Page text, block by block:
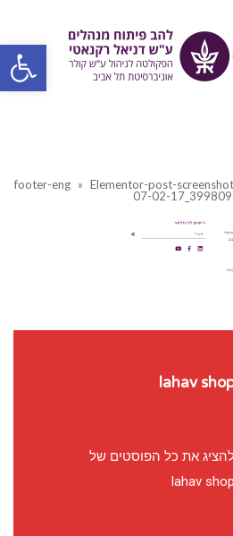
פתח
footer-eng » Elementor-post-
07-02-
lahav
את כל הפוסטים של
lahav shop